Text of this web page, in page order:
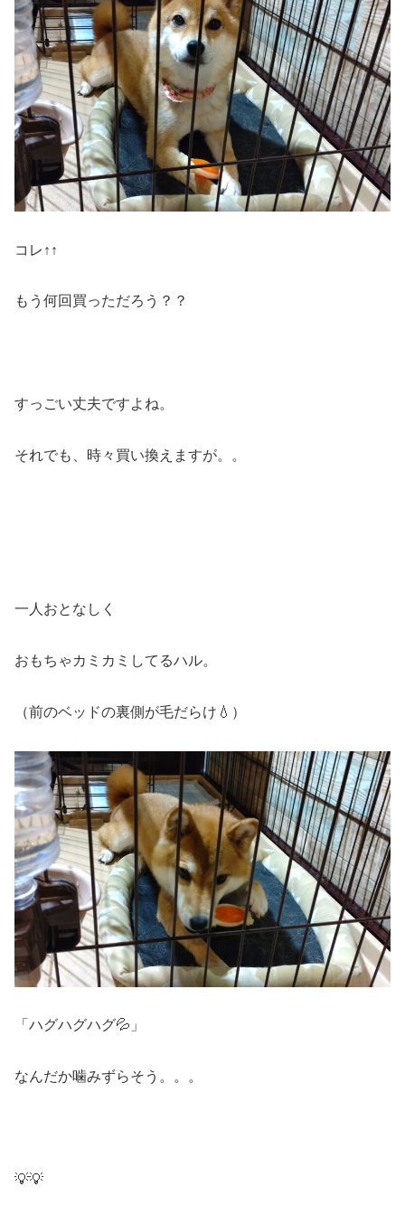
コレ↑↑
もう何回買っただろう？？
すっごい丈夫ですよね。
それでも、時々買い換えますが。。
一人おとなしく
おもちゃカミカミしてるハル。
（前のベッドの裏側が毛だらけ💧）
「ハグハグハグ💦」
なんだか噛みずらそう。。。
💡💡